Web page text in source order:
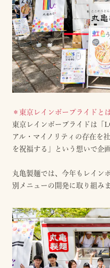
＊東京レインボープライドと
東京レインボープライドは「
アル・マイノリティの存在を
を祝福する」という想いで企
丸亀製麺では、今年もレイン
別メニューの開発に取り組み